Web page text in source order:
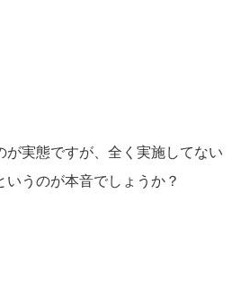
実態ですが、全く実施してない
うのが本音でしょうか？